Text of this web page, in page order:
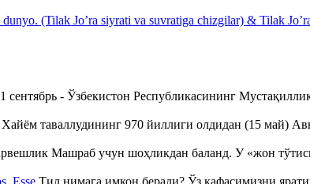
(Tilak Jo’ra siyrati va suvratiga chizgilar) & Tilak
сентябрь - Ўзбекистон Республикасининг
таваллудининг 970 йиллиги олдидан (15 май)
Машраб учун шоҳликдан баланд. У «жон
Esse Тил нимага имкон беради? Ўз қафасимизни